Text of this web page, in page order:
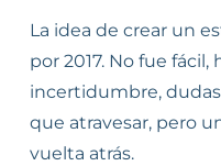
La idea de crear un
por 2017. No fue
incertidumbre,
que atravesar, pero
vuelta atrás.